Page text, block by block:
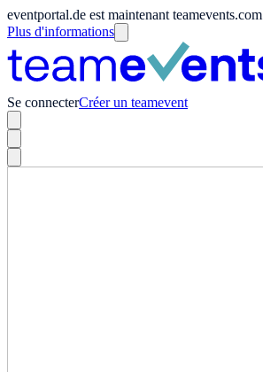
eventportal.de est maintenant teamevents.com
Plus d'informations
Se connecterCréer un teamevent